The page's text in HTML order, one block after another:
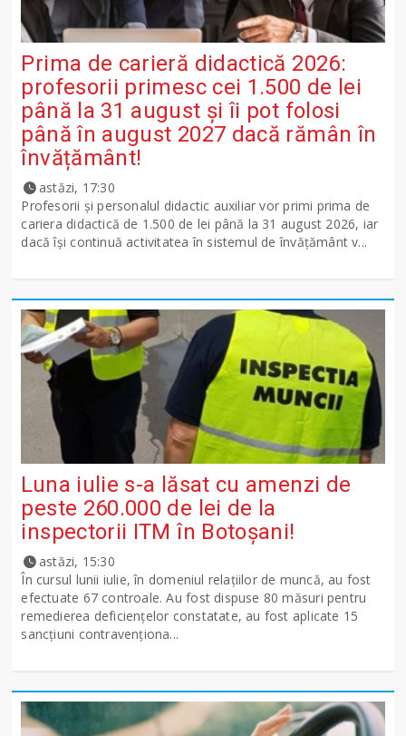
Prima de carieră didactică 2026:
profesorii primesc cei 1.500 de lei
până la 31 august și îi pot folosi
până în august 2027 dacă rămân în
învățământ!
astăzi, 17:30
Profesorii și personalul didactic auxiliar vor primi prima de
cariera didactică de 1.500 de lei până la 31 august 2026, iar
dacă își continuă activitatea în sistemul de învățământ v...
Luna iulie s-a lăsat cu amenzi de
peste 260.000 de lei de la
inspectorii ITM în Botoșani!
astăzi, 15:30
În cursul lunii iulie, în domeniul relațiilor de muncă, au fost
efectuate 67 controale. Au fost dispuse 80 măsuri pentru
remedierea deficiențelor constatate, au fost aplicate 15
sancţiuni contravenționa...